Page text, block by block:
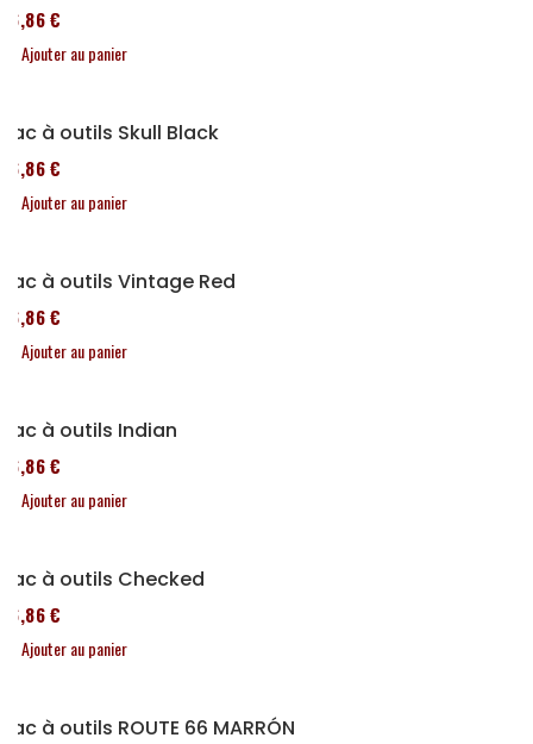
76,86 €
Ajouter au panier
Sac à outils Skull Black
76,86 €
Ajouter au panier
Sac à outils Vintage Red
76,86 €
Ajouter au panier
Sac à outils Indian
76,86 €
Ajouter au panier
Sac à outils Checked
76,86 €
Ajouter au panier
Sac à outils ROUTE 66 MARRÓN